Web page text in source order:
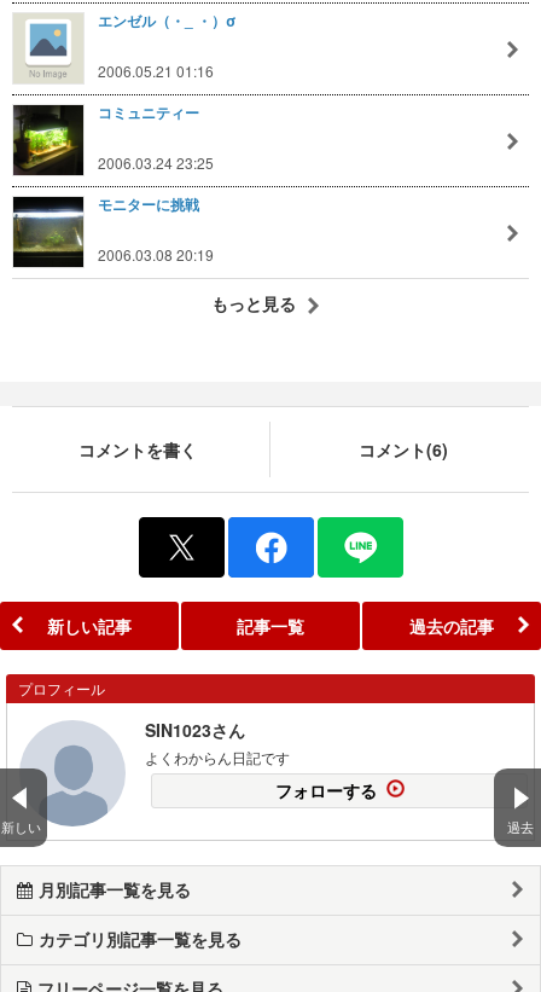
新しい 過去
エンゼル（・_ ・）σ
2006.05.21 01:16
コミュニティー
2006.03.24 23:25
モニターに挑戦
2006.03.08 20:19
もっと見る
コメントを書く コメント(6)
新しい記事 記事一覧 過去の記事
プロフィール
SIN1023さん
よくわからん日記です
フォローする
月別記事一覧を見る
カテゴリ別記事一覧を見る